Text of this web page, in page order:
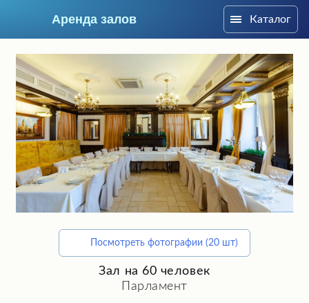
Аренда залов
Подберите мне зал
Каталог
Посмотреть фотографии (20 шт)
Зал на 60 человек
Парламент